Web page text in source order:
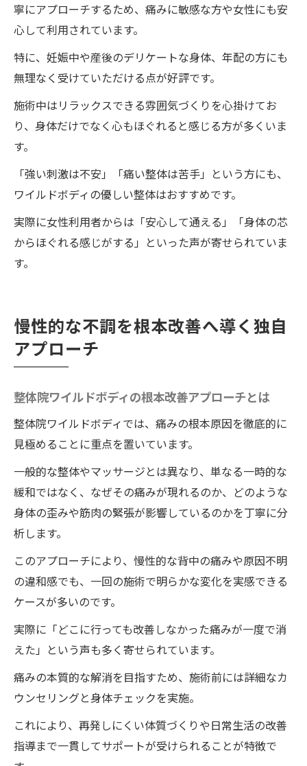
寧にアプローチするため、痛みに敏感な方や女性にも安
心して利用されています。
特に、妊娠中や産後のデリケートな身体、年配の方にも
無理なく受けていただける点が好評です。
施術中はリラックスできる雰囲気づくりを心掛けてお
り、身体だけでなく心もほぐれると感じる方が多くいま
す。
「強い刺激は不安」「痛い整体は苦手」という方にも、
ワイルドボディの優しい整体はおすすめです。
実際に女性利用者からは「安心して通える」「身体の芯
からほぐれる感じがする」といった声が寄せられていま
す。
慢性的な不調を根本改善へ導く独自
アプローチ
整体院ワイルドボディの根本改善アプローチとは
整体院ワイルドボディでは、痛みの根本原因を徹底的に
見極めることに重点を置いています。
一般的な整体やマッサージとは異なり、単なる一時的な
緩和ではなく、なぜその痛みが現れるのか、どのような
身体の歪みや筋肉の緊張が影響しているのかを丁寧に分
析します。
このアプローチにより、慢性的な背中の痛みや原因不明
の違和感でも、一回の施術で明らかな変化を実感できる
ケースが多いのです。
実際に「どこに行っても改善しなかった痛みが一度で消
えた」という声も多く寄せられています。
痛みの本質的な解消を目指すため、施術前には詳細なカ
ウンセリングと身体チェックを実施。
これにより、再発しにくい体質づくりや日常生活の改善
指導まで一貫してサポートが受けられることが特徴で